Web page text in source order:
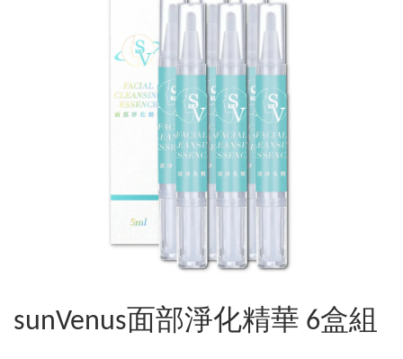
sunVenus面部淨化精華 6盒組